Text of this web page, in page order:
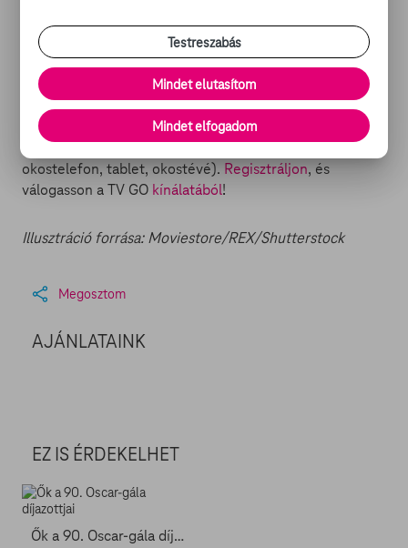
elérhető a TVGO-n.
Mi a
? Egy szórakoztató portál, ahol filmeket,
sorozatokat és tévéműsorokat nézhet, friss hírekkel és
filmes cikkekkel kiegészítve. Mindez bárhol, bármikor,
bármilyen regisztrált készüléken (számítógép,
okostelefon, tablet, okostévé). Regisztráljon, és
válogasson a TV GO kínálatából!
Illusztráció forrása: Moviestore/REX/Shutterstock
Megosztom
AJÁNLATAINK
EZ IS ÉRDEKELHET
Ők a 90. Oscar-gála díjazottjai
Testreszabás
Mindet elutasítom
Mindet elfogadom